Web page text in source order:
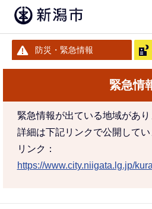
防災・緊急情報
緊急情
緊急情報が出ている地域があり
詳細は下記リンクで公開してい
リンク：
https://www.city.niigata.lg.jp/